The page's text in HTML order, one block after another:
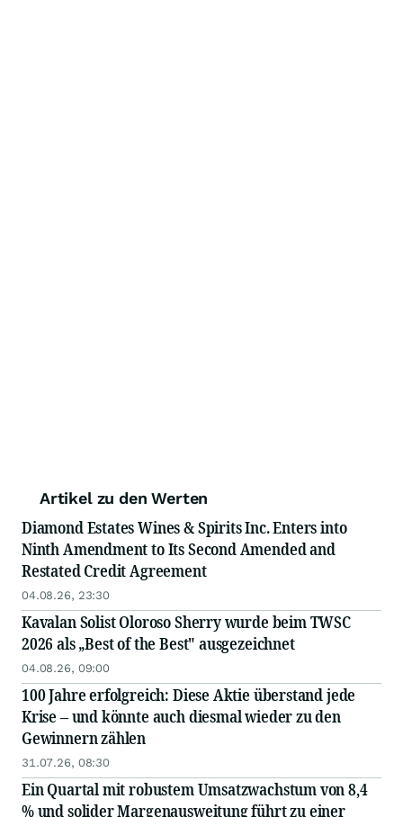
Artikel zu den Werten
Diamond Estates Wines & Spirits Inc. Enters into
Ninth Amendment to Its Second Amended and
Restated Credit Agreement
04.08.26, 23:30
Kavalan Solist Oloroso Sherry wurde beim TWSC
2026 als „Best of the Best" ausgezeichnet
04.08.26, 09:00
100 Jahre erfolgreich: Diese Aktie überstand jede
Krise – und könnte auch diesmal wieder zu den
Gewinnern zählen
31.07.26, 08:30
Ein Quartal mit robustem Umsatzwachstum von 8,4
% und solider Margenausweitung führt zu einer